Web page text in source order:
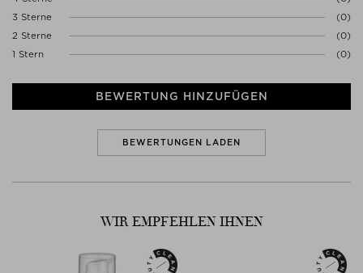
Mit diesem Icon sehen Sie auf einem Blick, welche Produkte den
Standard unseres CLEAN Guides erfüllen.
3 Sterne
(0)
2 Sterne
(0)
1 Stern
(0)
BEWERTUNG HINZUFÜGEN
BEWERTUNGEN LADEN
WIR EMPFEHLEN IHNEN